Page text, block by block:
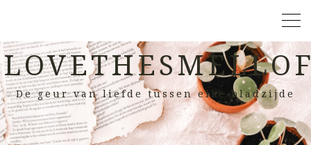
De geur van liefde tussen elke bladzijde